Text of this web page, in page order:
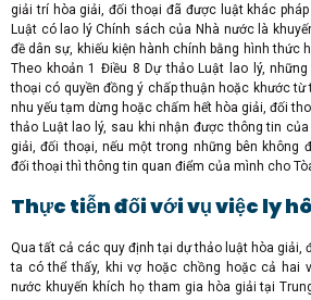
giải trí hòa giải, đối thoại đã được luật khác
Luật có lao lý Chính sách của Nhà nước là
đề dân sự, khiếu kiện hành chính bằng hình thức
Theo khoản 1 Điều 8 Dự thảo Luật lao lý,
thoại có quyền đồng ý chấp thuận hoặc khước
nhu yếu tạm dừng hoặc chấm hết hòa giải, đối
thảo Luật lao lý, sau khi nhận được thông tin
giải, đối thoại, nếu một trong những bên không
đối thoại thì thông tin quan điểm của mình cho
Thực tiễn đối với vụ việc ly
Qua tất cả các quy định tại dự thảo luật hòa giải,
ta có thể thấy, khi vợ hoặc chồng hoặc cả hai
nước khuyến khích họ tham gia hòa giải tại